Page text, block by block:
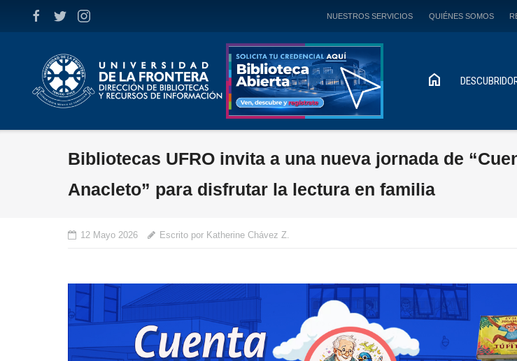
NUESTROS SERVICIOS QUIÉNES SOMOS
home
Bibliotecas UFRO invita a una nueva jornada de
Anacleto” para disfrutar la lectura en familia
12 Mayo 2026 Escrito por Katherine Chávez Z.